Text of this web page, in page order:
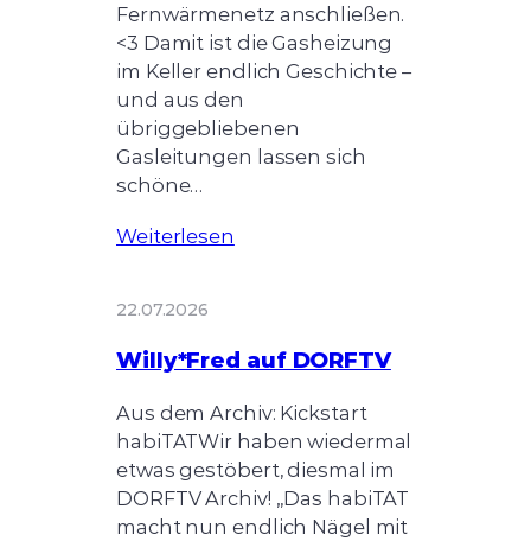
Fernwärmenetz anschließen.
<3 Damit ist die Gasheizung
im Keller endlich Geschichte –
und aus den
übriggebliebenen
Gasleitungen lassen sich
schöne…
Weiterlesen
22.07.2026
Willy*Fred auf DORFTV
Aus dem Archiv: Kickstart
habiTATWir haben wiedermal
etwas gestöbert, diesmal im
DORFTV Archiv! „Das habiTAT
macht nun endlich Nägel mit